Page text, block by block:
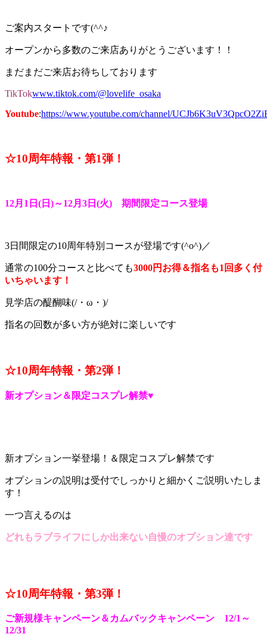
ご案内スタートです(^^♪
オープンから多数のご来店ありがとうございます！！
まだまだご来店お待ちしております
TikTokwww.tiktok.com/@lovelife_osaka
Youtube:https://www.youtube.com/channel/
☆10周年特報・第1弾！
12月1日(日)～12月3日(火) 期間限定コース登場
3日間限定の10周年特別コースが登場です(^o^)／
通常の100分コースと比べても3000円お得＆指名も1回多く付
いちゃいます！
見学店の醍醐味(/・ω・)/
指名の回数が多い方が絶対に楽しいです
☆10周年特報・第2弾！
新オプション＆限定コスプレ解禁♥
新オプション一挙登場！＆限定コスプレ解禁です
オプションの説明は受付でしっかりと細かくご説明いたしま
す！
一つ言えるのは
どれもラブライフにしか出来ない自慢のオプション達です
☆10周年特報・第3弾！
ご新規様キャンペーン＆カムバックキャンペーン 12/1～
12/31